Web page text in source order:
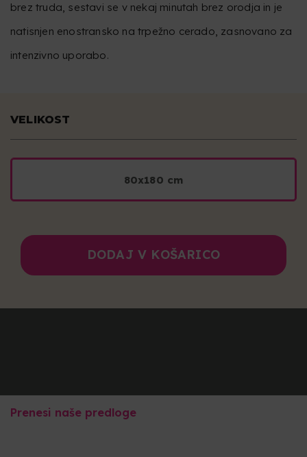
brez truda, sestavi se v nekaj minutah brez orodja in je
natisnjen enostransko na trpežno cerado, zasnovano za
intenzivno uporabo.
VELIKOST
80x180 cm
DODAJ V KOŠARICO
Prenesi naše predloge